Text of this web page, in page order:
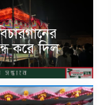
করে দিল